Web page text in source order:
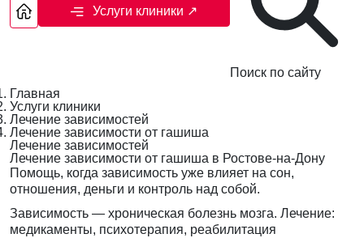
Услуги клиники ↗
Поиск по сайту
Главная
Услуги клиники
Лечение зависимостей
Лечение зависимости от гашиша
Лечение зависимостей
Лечение зависимости от гашиша в Ростове-на-Дону
Помощь, когда зависимость уже влияет на сон,
отношения, деньги и контроль над собой.
Зависимость — хроническая болезнь мозга. Лечение:
медикаменты, психотерапия, реабилитация